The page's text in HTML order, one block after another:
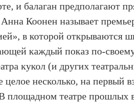
и балаган предполагают
Коонен называет
в которой открываются
каждый показ по-
кукол (и других
целое несколько, на первый
площадном театре прошлых